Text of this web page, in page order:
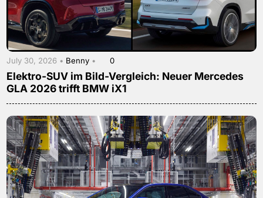
July 30, 2026 • Benny • 0
Elektro-SUV im Bild-Vergleich: Neuer Mercedes
GLA 2026 trifft BMW iX1